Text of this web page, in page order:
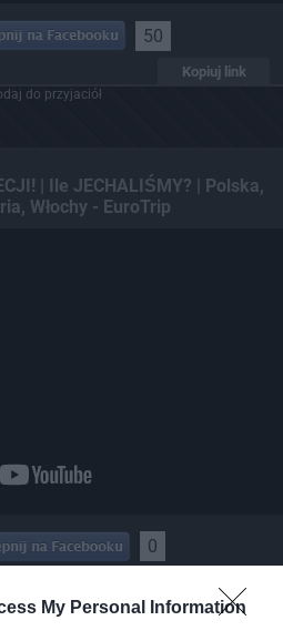
My Personal Information
50
Kopiuj link
do przyjaciół
| Ile JECHALIŚMY? | Polska,
Włochy - EuroTrip
0
do przyjaciół